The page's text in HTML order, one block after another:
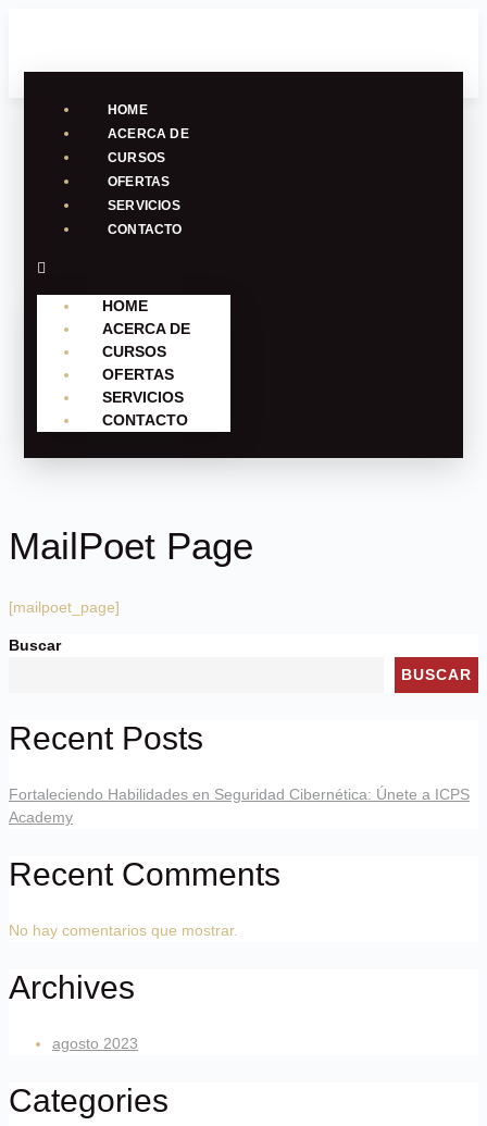
HOME
ACERCA DE
CURSOS
OFERTAS
SERVICIOS
CONTACTO
HOME
ACERCA DE
CURSOS
OFERTAS
SERVICIOS
CONTACTO
MailPoet Page
[mailpoet_page]
Buscar
BUSCAR
Recent Posts
Fortaleciendo Habilidades en Seguridad Cibernética: Únete a ICPS
Academy
Recent Comments
No hay comentarios que mostrar.
Archives
agosto 2023
Categories